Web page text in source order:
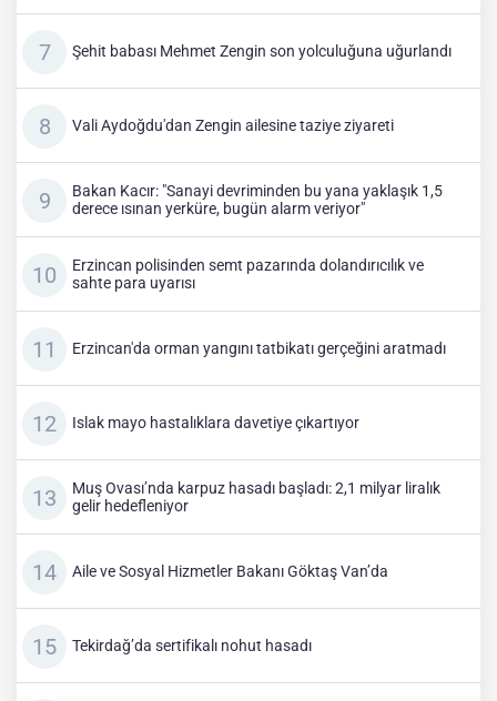
Şehit babası Mehmet Zengin son yolculuğuna uğurlandı
Vali Aydoğdu'dan Zengin ailesine taziye ziyareti
Bakan Kacır: "Sanayi devriminden bu yana yaklaşık 1,5
derece ısınan yerküre, bugün alarm veriyor"
Erzincan polisinden semt pazarında dolandırıcılık ve
sahte para uyarısı
Erzincan'da orman yangını tatbikatı gerçeğini aratmadı
Islak mayo hastalıklara davetiye çıkartıyor
Muş Ovası’nda karpuz hasadı başladı: 2,1 milyar liralık
gelir hedefleniyor
Aile ve Sosyal Hizmetler Bakanı Göktaş Van’da
Tekirdağ’da sertifikalı nohut hasadı